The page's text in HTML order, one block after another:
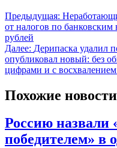
Предыдущая:
от налогов по
рублей
Далее: Дерипаска удалил
опубликовал новый: без
цифрами и с
Похожие новости
Россию назвали
победителем» в